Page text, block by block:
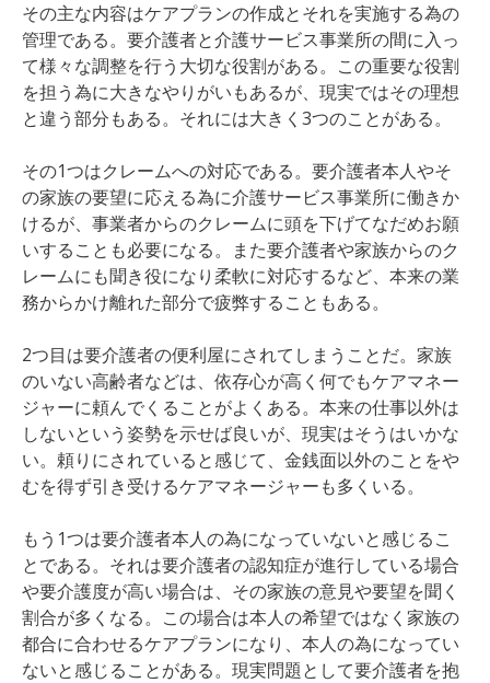
その主な内容はケアプランの作成とそれを実施する為の
管理である。要介護者と介護サービス事業所の間に入っ
て様々な調整を行う大切な役割がある。この重要な役割
を担う為に大きなやりがいもあるが、現実ではその理想
と違う部分もある。それには大きく3つのことがある。
その1つはクレームへの対応である。要介護者本人やそ
の家族の要望に応える為に介護サービス事業所に働きか
けるが、事業者からのクレームに頭を下げてなだめお願
いすることも必要になる。また要介護者や家族からのク
レームにも聞き役になり柔軟に対応するなど、本来の業
務からかけ離れた部分で疲弊することもある。
2つ目は要介護者の便利屋にされてしまうことだ。家族
のいない高齢者などは、依存心が高く何でもケアマネー
ジャーに頼んでくることがよくある。本来の仕事以外は
しないという姿勢を示せば良いが、現実はそうはいかな
い。頼りにされていると感じて、金銭面以外のことをや
むを得ず引き受けるケアマネージャーも多くいる。
もう1つは要介護者本人の為になっていないと感じるこ
とである。それは要介護者の認知症が進行している場合
や要介護度が高い場合は、その家族の意見や要望を聞く
割合が多くなる。この場合は本人の希望ではなく家族の
都合に合わせるケアプランになり、本人の為になってい
ないと感じることがある。現実問題として要介護者を抱